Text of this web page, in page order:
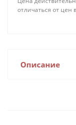
отличаться от цен
Описание